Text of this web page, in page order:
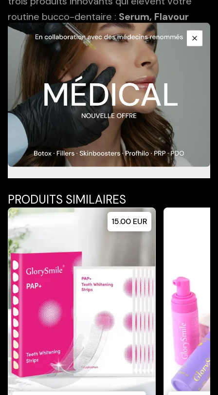
routine bucco-dentaire : Serum, Flavour
Foam et Whitening Powder. Parfait pour un
usage à domicile ou en déplacement pour un
sourire frais, sain et plus blanc.
Add To Cart
Description
Application
PRODUITS SIMILAIRES
15.00 EUR
Promotional Content